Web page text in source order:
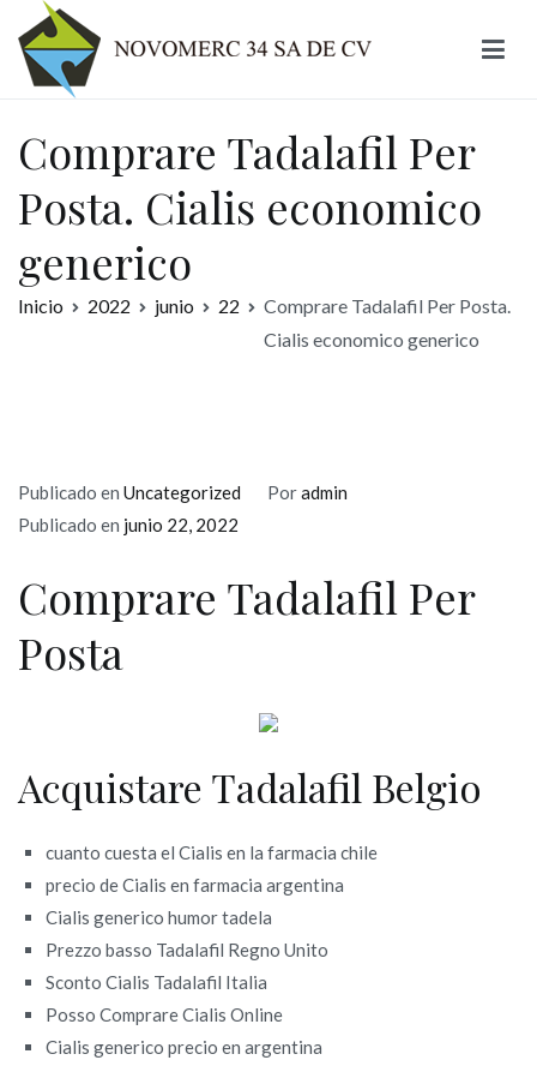
contenido
Comprare Tadalafil Per
Posta. Cialis economico
generico
Inicio 2022 junio 22
Comprare Tadalafil Per Posta.
Cialis economico generico
Publicado en Uncategorized Poradmin
Publicado en junio 22, 2022
Comprare Tadalafil Per
Posta
Acquistare Tadalafil Belgio
cuanto cuesta el Cialis en la farmacia chile
precio de Cialis en farmacia argentina
Cialis generico humor tadela
Prezzo basso Tadalafil Regno Unito
Sconto Cialis Tadalafil Italia
Posso Comprare Cialis Online
Cialis generico precio en argentina